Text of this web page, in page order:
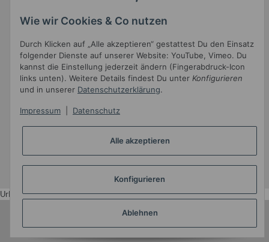
Widerrufsbutton
* Alle Preise inkl. gesetzlicher USt.
Wie wir Cookies & Co nutzen
Durch Klicken auf „Alle akzeptieren“ gestattest Du den Einsatz
folgender Dienste auf unserer Website: YouTube, Vimeo. Du
kannst die Einstellung jederzeit ändern (Fingerabdruck-Icon
links unten). Weitere Details findest Du unter Konfigurieren
und in unserer Datenschutzerklärung.
Impressum Datenschutz
Alle akzeptieren
Konfigurieren
Ablehnen
Urlaub